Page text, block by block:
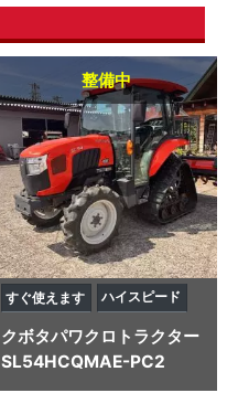
整備中
すぐ使えます ハイスピード
クボタパワクロトラクター
SL54HCQMAE-PC2